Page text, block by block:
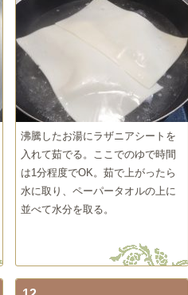
沸騰したお湯にラザニアシートを
入れて茹でる。ここでのゆで時間
は1分程度でOK。茹で上がったら
水に取り、ペーパータオルの上に
並べて水分を取る。